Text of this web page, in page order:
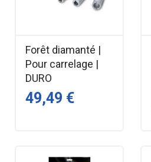
Forêt diamanté |
Pour carrelage |
DURO
49,49 €